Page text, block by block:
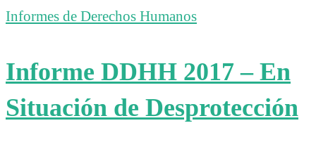
Informes de Derechos Humanos
Informe DDHH 2017 – En
Situación de Desprotección